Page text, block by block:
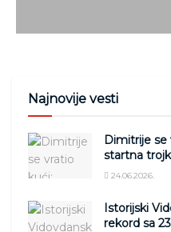
Najnovije vesti
Dimitrije se
startna
24.06.2026.
Istorijski
rekord sa